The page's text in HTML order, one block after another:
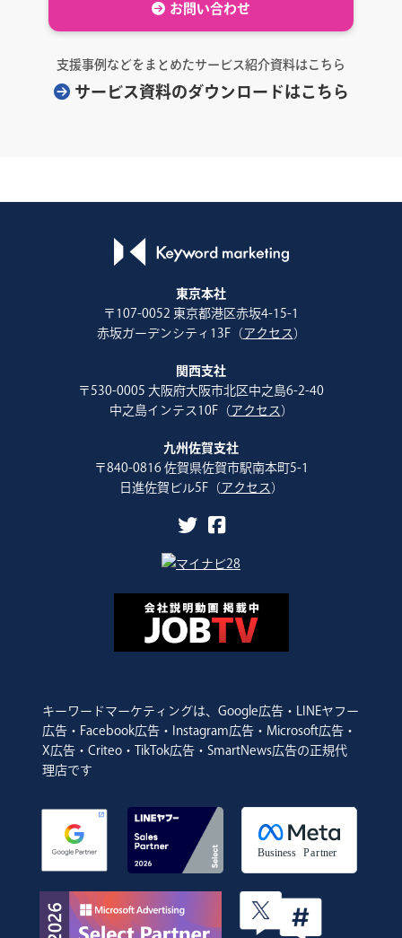
お問い合わせ
支援事例などをまとめたサービス紹介資料はこちら
サービス資料のダウンロードはこちら
東京本社
〒107-0052 東京都港区赤坂4-15-1
赤坂ガーデンシティ13F（アクセス ）
関西支社
〒530-0005 大阪府大阪市北区中之島6-2-40
中之島インテス10F（アクセス ）
九州佐賀支社
〒840-0816 佐賀県佐賀市駅南本町5-1
日進佐賀ビル5F（アクセス ）
キーワードマーケティングは、Google広告・LINEヤフー
広告・Facebook広告・Instagram広告・Microsoft広告・
X広告・Criteo・TikTok広告・SmartNews広告の正規代
理店です